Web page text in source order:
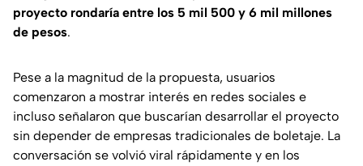
proyecto rondaría entre los 5 mil 500 y 6 mil millones
de pesos.
Pese a la magnitud de la propuesta, usuarios
comenzaron a mostrar interés en redes sociales e
incluso señalaron que buscarían desarrollar el proyecto
sin depender de empresas tradicionales de boletaje. La
conversación se volvió viral rápidamente y en los